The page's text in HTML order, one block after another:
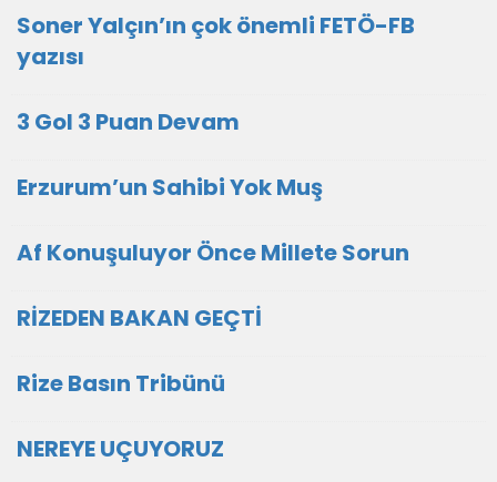
Soner Yalçın’ın çok önemli FETÖ-FB
yazısı
3 Gol 3 Puan Devam
Erzurum’un Sahibi Yok Muş
Af Konuşuluyor Önce Millete Sorun
RİZEDEN BAKAN GEÇTİ
Rize Basın Tribünü
NEREYE UÇUYORUZ